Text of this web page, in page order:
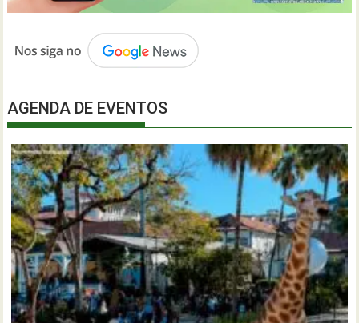
AGENDA DE EVENTOS